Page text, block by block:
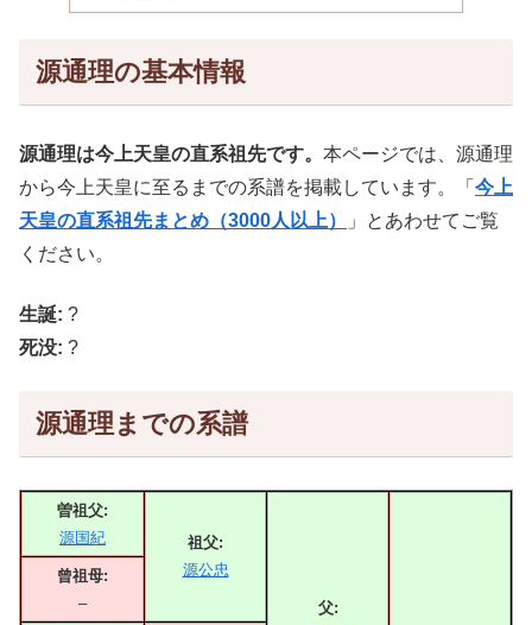
源通理の基本情報
源通理は今上天皇の直系祖先です。 本ページでは、源通理
から今上天皇に至るまでの系譜を掲載しています。「 今上
天皇の直系祖先まとめ（3000人以上）
」とあわせてご覧
ください。
生誕: ?
死没: ?
源通理までの系譜
曽祖父:
源国紀
祖父:
源公忠
父:
曾祖母:
–